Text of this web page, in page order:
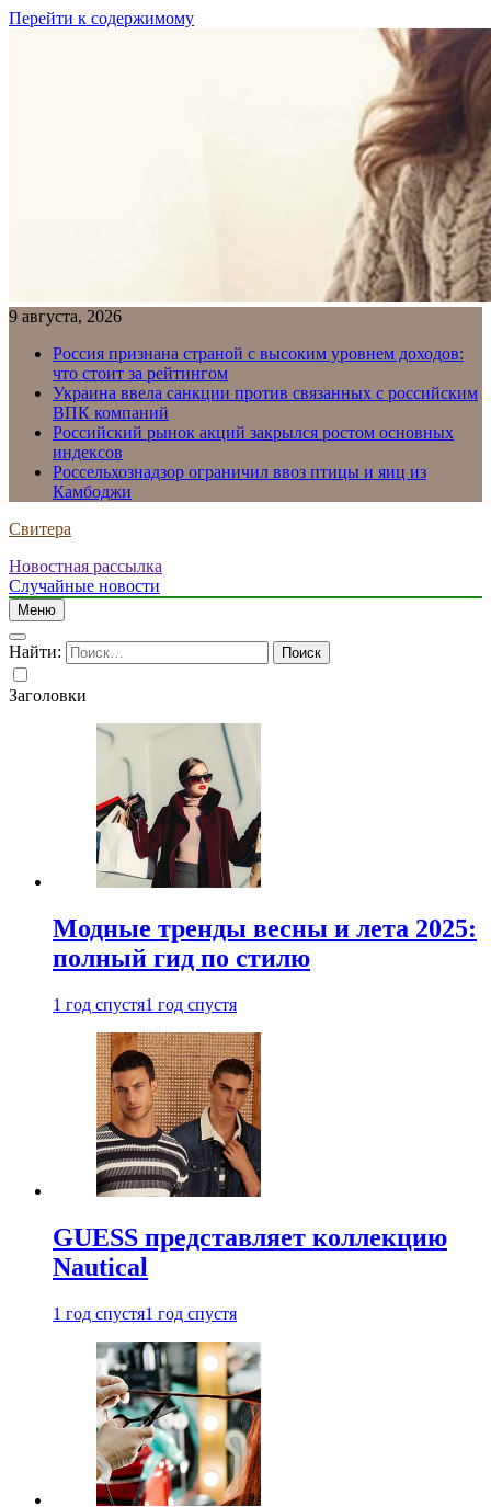
Перейти к содержимому
9 августа, 2026
Россия признана страной с высоким уровнем доходов:
что стоит за рейтингом
Украина ввела санкции против связанных с российским
ВПК компаний
Российский рынок акций закрылся ростом основных
индексов
Россельхознадзор ограничил ввоз птицы и яиц из
Камбоджи
Свитера
Новостная рассылка
Случайные новости
Меню
Найти:
Заголовки
Модные тренды весны и лета 2025:
полный гид по стилю
1 год спустя1 год спустя
GUESS представляет коллекцию
Nautical
1 год спустя1 год спустя